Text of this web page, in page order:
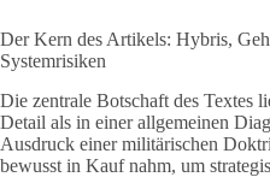
Der Kern des Artikels: Hybris,
Systemrisiken
Die zentrale Botschaft des Textes
Detail als in einer allgemeinen
Ausdruck einer militärischen
bewusst in Kauf nahm, um